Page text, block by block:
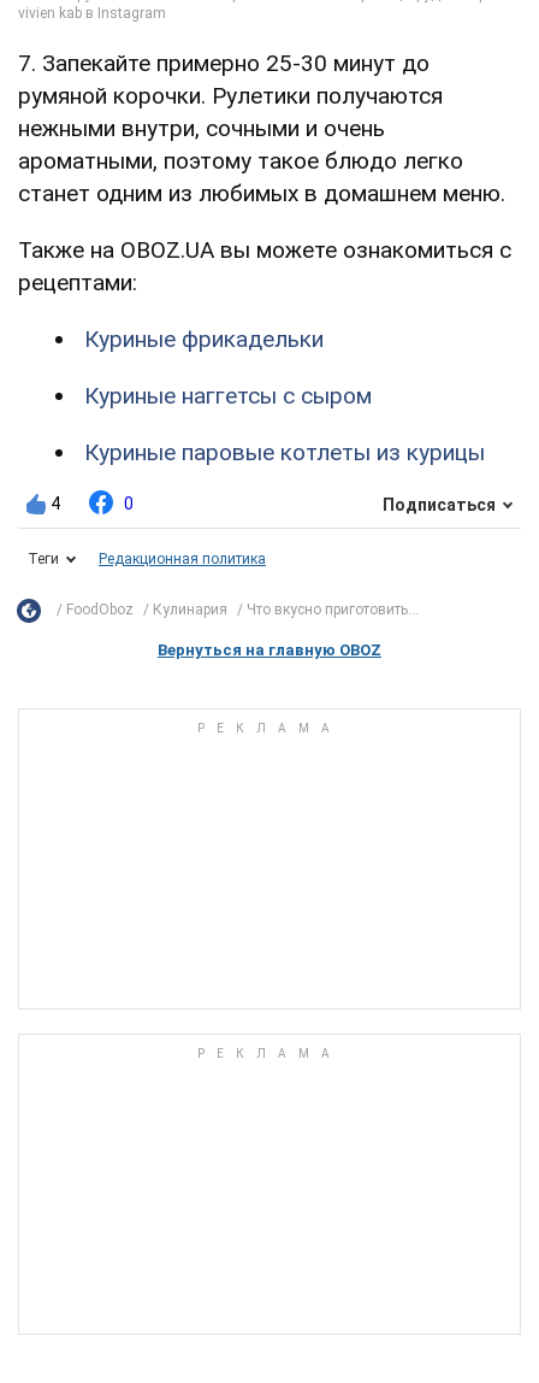
7. Запекайте примерно 25-30 минут до
румяной корочки. Рулетики получаются
нежными внутри, сочными и очень
ароматными, поэтому такое блюдо легко
станет одним из любимых в домашнем меню.
Также на OBOZ.UA вы можете ознакомиться с
рецептами:
Куриные фрикадельки
Куриные наггетсы с сыром
Куриные паровые котлеты из курицы
4 0 Подписаться
Теги Редакционная политика
FoodOboz Кулинария Что вкусно приготовить...
Вернуться на главную OBOZ